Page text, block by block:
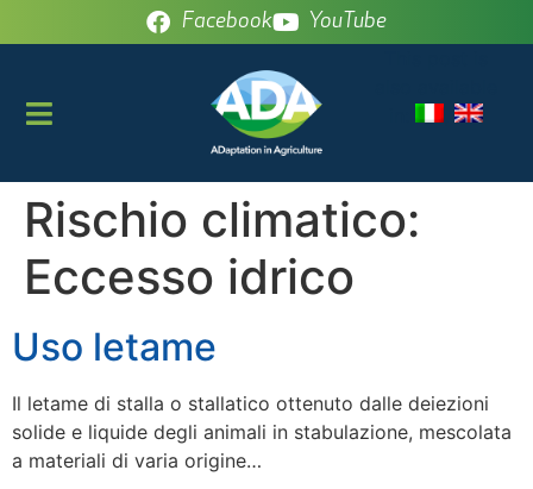
Facebook YouTube
in:
Rischio climatico:
Eccesso idrico
Uso letame
Il letame di stalla o stallatico ottenuto dalle deiezioni
solide e liquide degli animali in stabulazione, mescolata
a materiali di varia origine…